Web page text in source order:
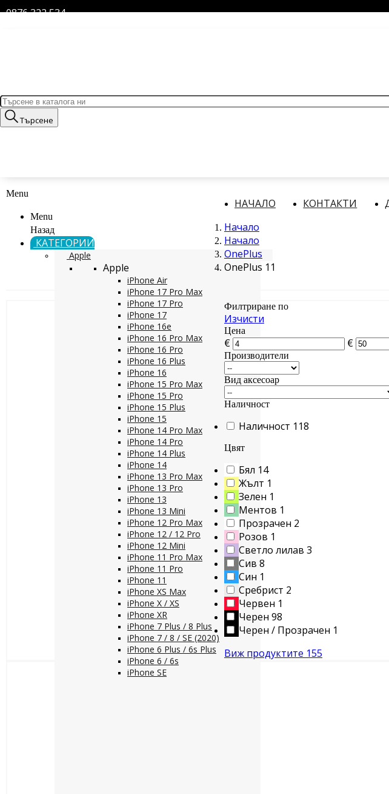
0876 322 534
Търсене
Menu
Menu
Назад
КАТЕГОРИИ
Apple
Apple
iPhone Air
iPhone 17 Pro Max
iPhone 17 Pro
iPhone 17
iPhone 16e
iPhone 16 Pro Max
iPhone 16 Pro
iPhone 16 Plus
iPhone 16
iPhone 15 Pro Max
iPhone 15 Pro
iPhone 15 Plus
iPhone 15
iPhone 14 Pro Max
iPhone 14 Pro
iPhone 14 Plus
iPhone 14
iPhone 13 Pro Max
iPhone 13 Pro
iPhone 13
iPhone 13 Mini
iPhone 12 Pro Max
iPhone 12 / 12 Pro
iPhone 12 Mini
iPhone 11 Pro Max
iPhone 11 Pro
iPhone 11
iPhone XS Max
iPhone X / XS
iPhone XR
iPhone 7 Plus / 8 Plus
iPhone 7 / 8 / SE (2020)
iPhone 6 Plus / 6s Plus
iPhone 6 / 6s
iPhone SE
НАЧАЛО КОНТАКТИ
Начало
Начало
OnePlus
OnePlus 11
Филтриране по
Изчисти
Цена
€ €
Производители
Вид аксесоар
Наличност
Наличност 118
Цвят
Бял 14
Жълт 1
Зелен 1
Ментов 1
Прозрачен 2
Розов 1
Светло лилав 3
Сив 8
Син 1
Сребрист 2
Червен 1
Черен 98
Черен / Прозрачен 1
Виж продуктите 155